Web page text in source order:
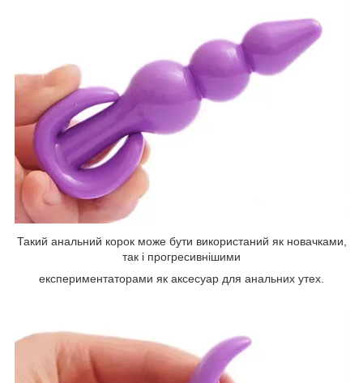
Такий анальний корок може бути використаний як новачками,
так і прогресивнішими
експериментаторами як аксесуар для анальних утех.